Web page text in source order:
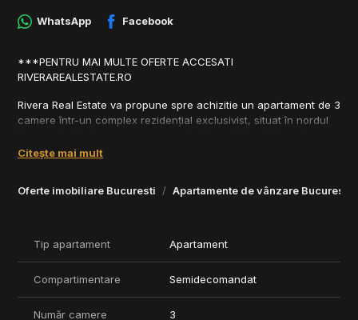
Oferte imobiliare Bucuresti Apartamente de vânzare Bucuresti
WhatsApp Facebook
***PENTRU MAI MULTE OFERTE ACCESATI
RIVERAREALESTATE.RO
Rivera Real Estate va propune spre achizitie un apartament de 3
camere într-un complex rezidențial exclusivist, situat în nordul
confortabil și sustenabil, construit la cele mai înalte standarde.
- Dormitoare primitoare, cu finisaje premium și izolare fonică.
renumite.
- Terase spațioase cu finisaje premium si cu spatii de
depozitare.
Citește mai mult
Tip apartament Apartament
Compartimentare Semidecomandat
Număr camere 3